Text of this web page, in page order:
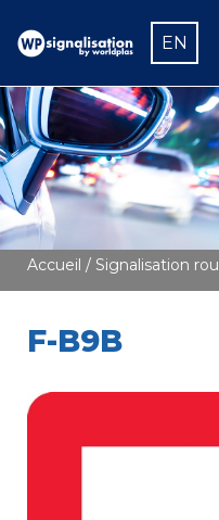
EN
Accueil / Signalisation
F-B9B